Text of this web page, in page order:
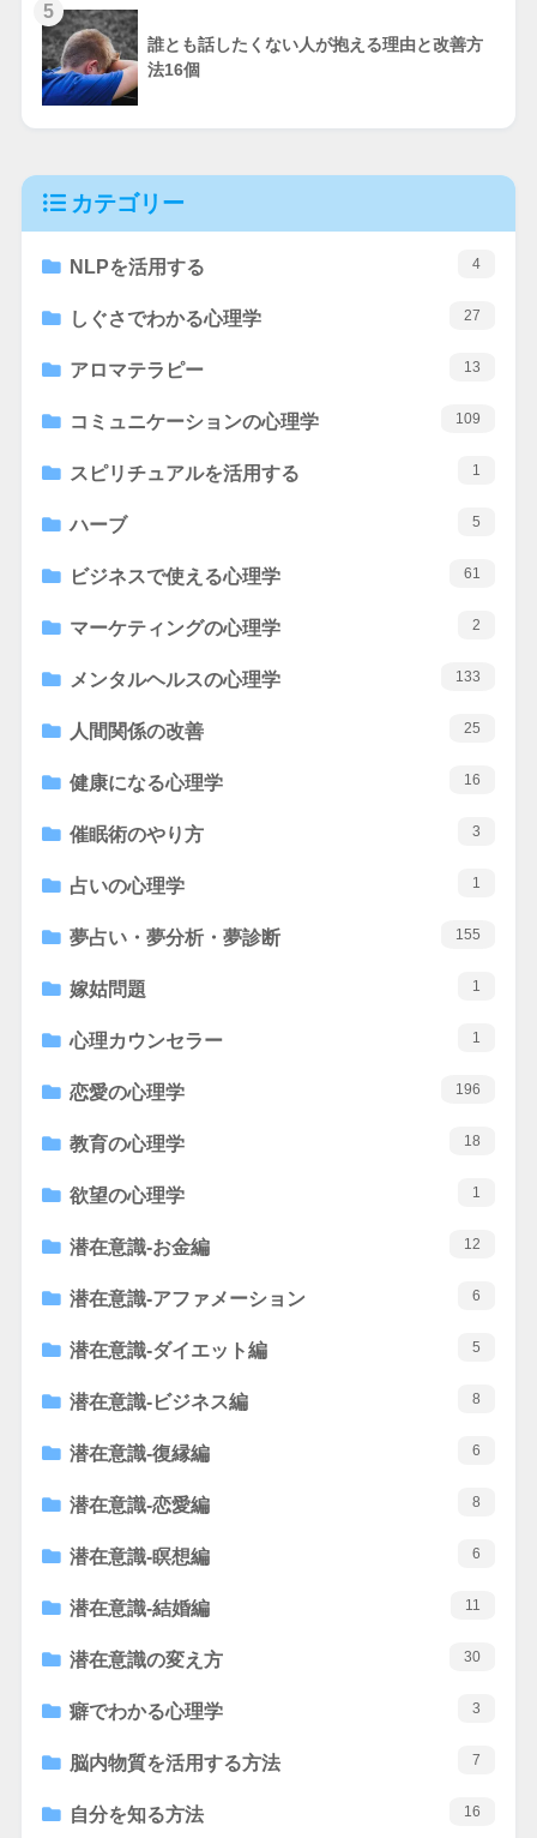
5
誰とも話したくない人が抱える理由と改善方
法16個
カテゴリー
NLPを活用する 4
しぐさでわかる心理学 27
アロマテラピー 13
コミュニケーションの心理学 109
スピリチュアルを活用する 1
ハーブ 5
ビジネスで使える心理学 61
マーケティングの心理学 2
メンタルヘルスの心理学 133
人間関係の改善 25
健康になる心理学 16
催眠術のやり方 3
占いの心理学 1
夢占い・夢分析・夢診断 155
嫁姑問題 1
心理カウンセラー 1
恋愛の心理学 196
教育の心理学 18
欲望の心理学 1
潜在意識-お金編 12
潜在意識-アファメーション 6
潜在意識-ダイエット編 5
潜在意識-ビジネス編 8
潜在意識-復縁編 6
潜在意識-恋愛編 8
潜在意識-瞑想編 6
潜在意識-結婚編 11
潜在意識の変え方 30
癖でわかる心理学 3
脳内物質を活用する方法 7
自分を知る方法 16